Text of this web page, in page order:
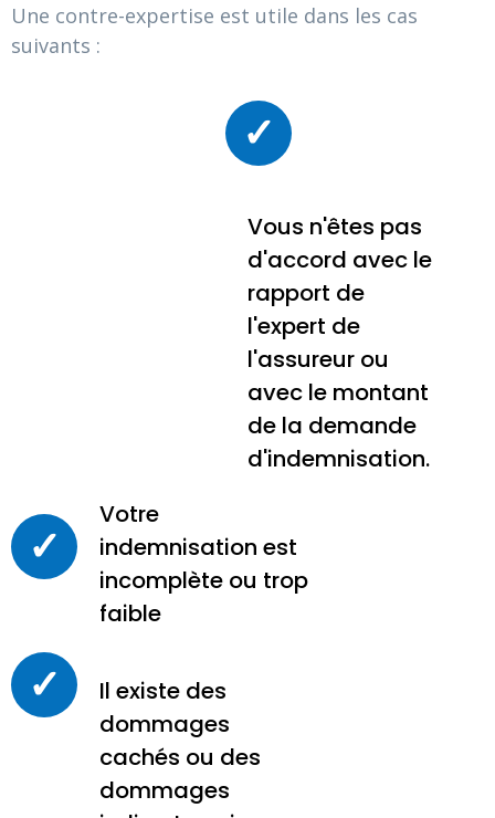
Une contre-expertise est utile dans les cas
suivants :
✓
Vous n'êtes pas
d'accord avec le
rapport de
l'expert de
l'assureur ou
avec le montant
de la demande
d'indemnisation.
✓
Votre
indemnisation est
incomplète ou trop
faible
✓
Il existe des
dommages
cachés ou des
dommages